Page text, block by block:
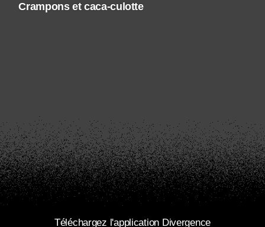
Crampons et caca-culotte
Téléchargez l'application Divergence